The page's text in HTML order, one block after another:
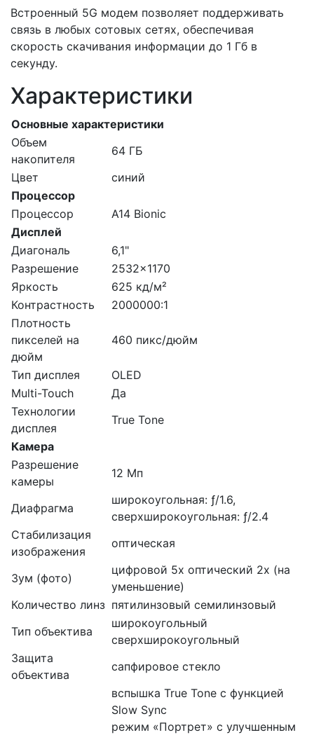
Встроенный 5G модем позволяет поддерживать
связь в любых сотовых сетях, обеспечивая
скорость скачивания информации до 1 Гб в
секунду.
Характеристики
Основные характеристики
Объем
накопителя
64 ГБ
Цвет
синий
Процессор
Процессор
A14 Bionic
Дисплей
Диагональ
6,1"
Разрешение
2532x1170
Яркость
625 кд/м²
Контрастность
2000000:1
Плотность
пикселей на
дюйм
460 пикс/дюйм
Тип дисплея
OLED
Multi-Touch
Да
Технологии
дисплея
True Tone
Камера
Разрешение
камеры
12 Мп
Диафрагма
широкоугольная: ƒ/1.6,
сверхшироко­угольная: ƒ/2.4
Стабилизация
изображения
оптическая
Зум (фото)
цифровой 5x оптический 2x (на
уменьшение)
Количество линз пятилинзовый семилинзовый
Тип объектива
широкоугольный
сверхширокоугольный
Защита
объектива
сапфировое стекло
вспышка True Tone с функцией
Slow Sync
режим «Портрет» с улучшенным